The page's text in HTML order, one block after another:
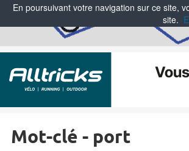
Mot-clé - port
En poursuivant votre navigation sur ce site,
site.